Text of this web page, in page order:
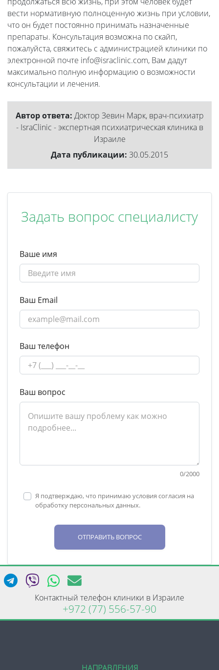
вести нормативную полноценную жизнь при условии,
что он будет постоянно принимать назначенные
препараты. Консультация возможна по скайп,
пожалуйста, свяжитесь с администрацией клиники по
электронной почте info@israclinic.com, Вам дадут
максимально полную информацию о возможности
консультации и лечения.
Автор ответа: Доктор Зевин Марк, врач-психиатр
- IsraClinic - экспертная психиатрическая клиника в
Израиле
Дата публикации: 30.05.2015
Задать вопрос специалисту
Ваше имя
Ваш Email
Ваш телефон
Ваш вопрос
0/2000
Я подтверждаю, что принимаю условия согласия на
обработку персональных данных.
ОТПРАВИТЬ ВОПРОС
Контактный телефон клиники в Израиле
+972 (77) 556-57-90